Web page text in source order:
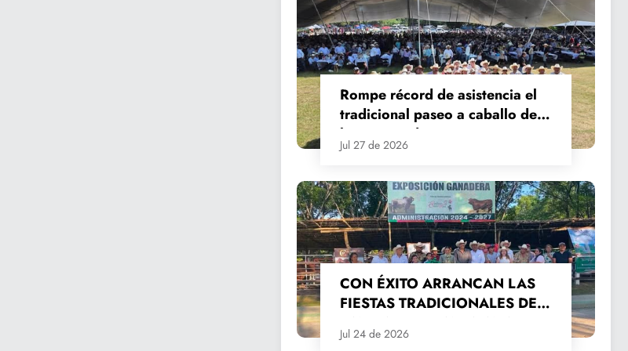
Rompe récord de asistencia el
tradicional paseo a caballo de
las Fiestas de Santiago y Santa
Ana
Jul 27 de 2026
CON ÉXITO ARRANCAN LAS
FIESTAS TRADICIONALES DE
2026
Jul 24 de 2026